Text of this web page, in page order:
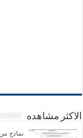
الاكثر مشاهده
نماذج